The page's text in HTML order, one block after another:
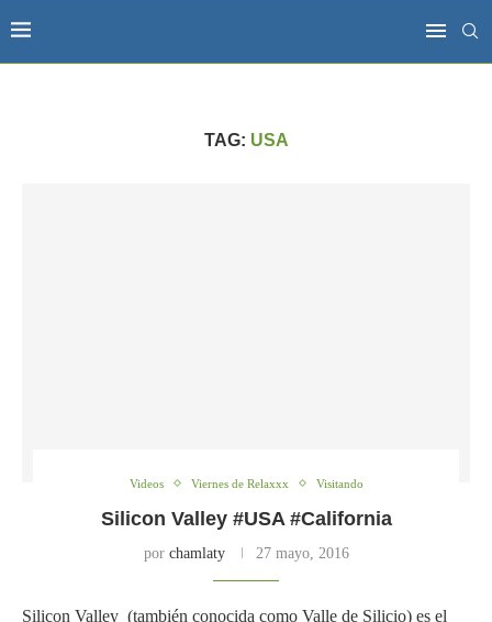
TAG: USA
Videos Viernes de Relaxxx Visitando
Silicon Valley #USA #California
por chamlaty 27 mayo, 2016
Silicon Valley (también conocida como Valle de Silicio) es el